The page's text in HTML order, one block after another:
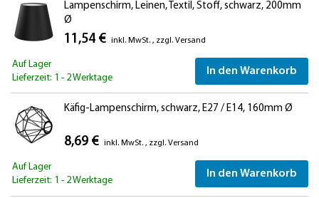
Lampenschirm, Leinen, Textil, Stoff, schwarz, 200mm
Ø
11,54 € inkl. MwSt. , zzgl. Versand
Auf Lager
Lieferzeit: 1 - 2 Werktage
In den Warenkorb
Käfig-Lampenschirm, schwarz, E27 / E14, 160mm Ø
8,69 € inkl. MwSt. , zzgl. Versand
Auf Lager
Lieferzeit: 1 - 2 Werktage
In den Warenkorb